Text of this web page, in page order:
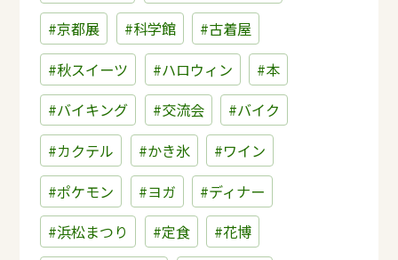
#京都展
#科学館
#古着屋
#秋スイーツ
#ハロウィン
#本
#バイキング
#交流会
#バイク
#カクテル
#かき氷
#ワイン
#ポケモン
#ヨガ
#ディナー
#浜松まつり
#定食
#花博